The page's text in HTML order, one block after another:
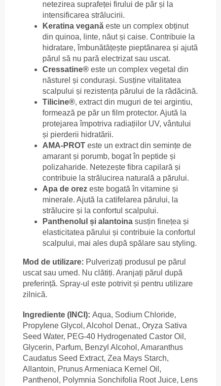
netezirea suprafeței firului de păr și la
intensificarea strălucirii.
Keratina vegană este un complex obținut
din quinoa, linte, năut și caise. Contribuie la
hidratare, îmbunătățește pieptănarea și ajută
părul să nu pară electrizat sau uscat.
Cressatine® este un complex vegetal din
năsturel și condurași. Susține vitalitatea
scalpului și rezistența părului de la rădăcină.
Tilicine®, extract din muguri de tei argintiu,
formează pe păr un film protector. Ajută la
protejarea împotriva radiațiilor UV, vântului
și pierderii hidratării.
AMA-PROT este un extract din semințe de
amarant și porumb, bogat în peptide și
polizaharide. Netezește fibra capilară și
contribuie la strălucirea naturală a părului.
Apa de orez este bogată în vitamine și
minerale. Ajută la catifelarea părului, la
strălucire și la confortul scalpului.
Panthenolul și alantoina susțin finețea și
elasticitatea părului și contribuie la confortul
scalpului, mai ales după spălare sau styling.
Mod de utilizare: Pulverizați produsul pe părul
uscat sau umed. Nu clătiți. Aranjați părul după
preferință. Spray-ul este potrivit și pentru utilizare
zilnică.
Ingrediente (INCI): Aqua, Sodium Chloride,
Propylene Glycol, Alcohol Denat., Oryza Sativa
Seed Water, PEG-40 Hydrogenated Castor Oil,
Glycerin, Parfum, Benzyl Alcohol, Amaranthus
Caudatus Seed Extract, Zea Mays Starch,
Allantoin, Prunus Armeniaca Kernel Oil,
Panthenol, Polymnia Sonchifolia Root Juice, Lens